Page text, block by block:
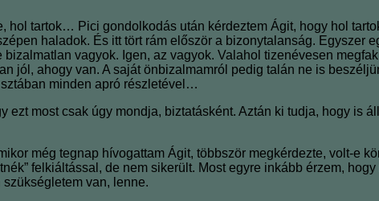
tartok… Pici gondolkodás után kérdeztem Ágit, hogy hol
haladok. És itt tört rám először a bizonytalanság. Egyszer
vagyok. Igen, az vagyok. Valahol tizenévesen
jól, ahogy van. A saját önbizalmamról pedig talán ne is
minden apró részletével…
most csak úgy mondja, biztatásként. Aztán ki tudja, hogy is
még tegnap hívogattam Ágit, többször megkérdezte, volt-e
felkiáltással, de nem sikerült. Most egyre inkább érzem,
van, lenne.